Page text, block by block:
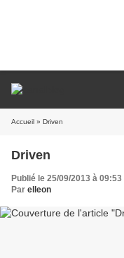
Accueil » Driven
Driven
Publié le 25/09/2013 à 09:53
Par elleon